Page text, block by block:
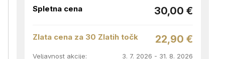
Spletna cena 30,00 €
Zlata cena za 30 Zlatih točk 22,90 €
Veljavnost akcije: 3. 7. 2026 - 31. 8. 2026